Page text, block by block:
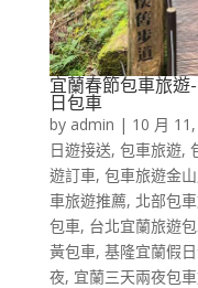
宜蘭春節包車旅
日包車
by admin | 10 月
日遊接送, 包車旅遊,
遊訂車, 包車旅遊金山
車旅遊推薦, 北部包
包車, 台北宜蘭旅遊
黃包車, 基隆宜蘭假
夜, 宜蘭三天兩夜包